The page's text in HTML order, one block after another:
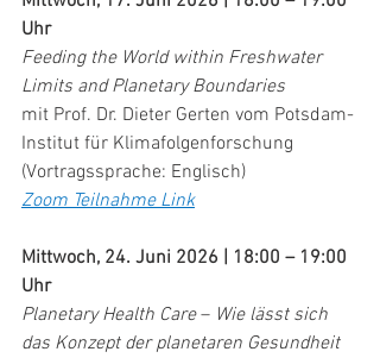
Uhr
Feeding the World within Freshwater
Limits and Planetary Boundaries
mit Prof. Dr. Dieter Gerten vom Potsdam-
Institut für Klimafolgenforschung
(Vortragssprache: Englisch)
Zoom Teilnahme Link
Mittwoch, 24. Juni 2026 | 18:00 – 19:00
Uhr
Planetary Health Care – Wie lässt sich
das Konzept der planetaren Gesundheit